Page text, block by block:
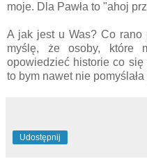
moje. Dla Pawła to "ahoj
A jak jest u Was? Co rano
myślę, że osoby, które
opowiedzieć historie co
to bym nawet nie pomyślała
Udostępnij